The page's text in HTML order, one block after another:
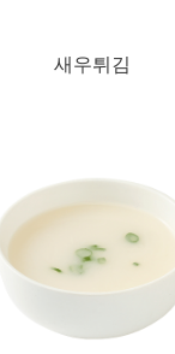
새우튀김